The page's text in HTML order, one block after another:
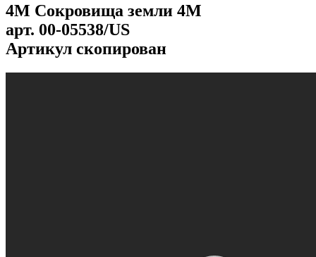
4М Сокровища земли 4M
арт. 00-05538/US
Артикул скопирован